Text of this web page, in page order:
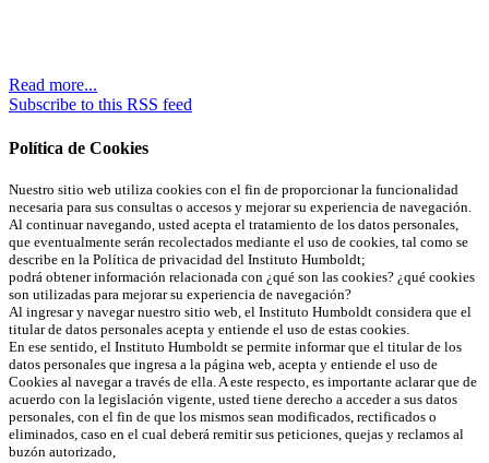
Read more...
Subscribe to this RSS feed
Política de Cookies
Nuestro sitio web utiliza cookies con el fin de proporcionar la funcionalidad
necesaria para sus consultas o accesos y mejorar su experiencia de navegación.
Al continuar navegando, usted acepta el tratamiento de los datos personales,
que eventualmente serán recolectados mediante el uso de cookies, tal como se
describe en la Política de privacidad del Instituto Humboldt;
podrá obtener información relacionada con ¿qué son las cookies? ¿qué cookies
son utilizadas para mejorar su experiencia de navegación?
Al ingresar y navegar nuestro sitio web, el Instituto Humboldt considera que el
titular de datos personales acepta y entiende el uso de estas cookies.
En ese sentido, el Instituto Humboldt se permite informar que el titular de los
datos personales que ingresa a la página web, acepta y entiende el uso de
Cookies al navegar a través de ella. A este respecto, es importante aclarar que de
acuerdo con la legislación vigente, usted tiene derecho a acceder a sus datos
personales, con el fin de que los mismos sean modificados, rectificados o
eliminados, caso en el cual deberá remitir sus peticiones, quejas y reclamos al
buzón autorizado,